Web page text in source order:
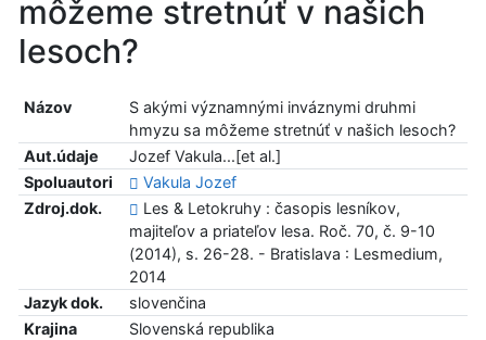
môžeme stretnúť v našich
lesoch?
Názov
S akými významnými inváznymi druhmi
hmyzu sa môžeme stretnúť v našich lesoch?
Aut.údaje
Jozef Vakula...[et al.]
Spoluautori
Vakula Jozef
Zdroj.dok.
Les & Letokruhy : časopis lesníkov,
majiteľov a priateľov lesa. Roč. 70, č. 9-10
(2014), s. 26-28. - Bratislava : Lesmedium,
2014
Jazyk dok.
slovenčina
Krajina
Slovenská republika